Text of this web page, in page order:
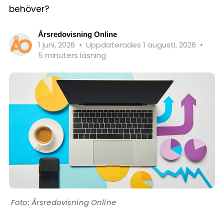
behöver?
Årsredovisning Online
1 juni, 2026 • Uppdaterades 1 augusti, 2026 •
5 minuters läsning
Årsredovisning Online